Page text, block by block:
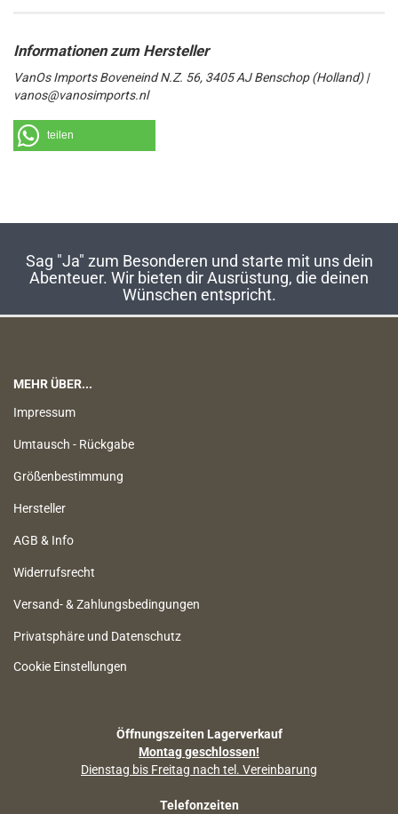
VanOs Imports Boveneind N.Z. 56, 3405 AJ Benschop (Holland) |
vanos@vanosimports.nl
teilen
Sag "Ja" zum Besonderen und starte mit uns dein
Abenteuer. Wir bieten dir Ausrüstung, die deinen
Wünschen entspricht.
MEHR ÜBER...
Impressum
Umtausch - Rückgabe
Größenbestimmung
Hersteller
AGB & Info
Widerrufsrecht
Versand- & Zahlungsbedingungen
Privatsphäre und Datenschutz
Cookie Einstellungen
Öffnungszeiten Lagerverkauf
Montag geschlossen!
Dienstag bis Freitag nach tel. Vereinbarung
Telefonzeiten